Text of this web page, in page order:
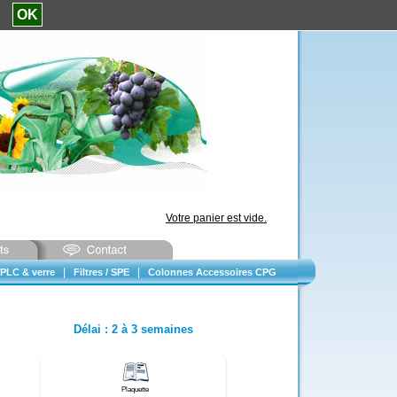
Votre panier est vide.
& verre Filtres / SPE Colonnes Accessoires CPG
Délai : 2 à 3 semaines
Plaquette
OK